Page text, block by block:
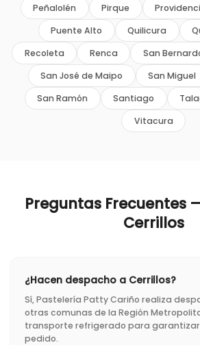
Peñalolén Pirque
Puente Alto
Quilicura
Recoleta
Renca San
San José de Maipo
San Miguel
San Ramón
Santiago
Vitacura
Preguntas Frecuentes
Cerrillos
¿Hacen despacho a Cerrillos?
Sí, Pastelería Patty Cariño realiza
otras comunas de la Región
transporte refrigerado para
pedido.